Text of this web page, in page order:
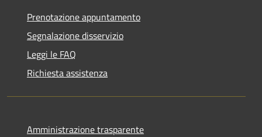
Prenotazione appuntamento
Segnalazione disservizio
Leggi le FAQ
Richiesta assistenza
Amministrazione trasparente